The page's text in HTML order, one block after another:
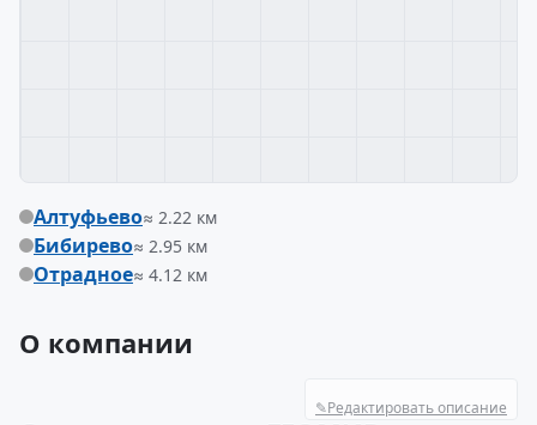
Алтуфьево≈ 2.22 км
Бибирево≈ 2.95 км
Отрадное≈ 4.12 км
О компании
✎Редактировать описание